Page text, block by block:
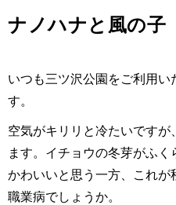
ナノハナと風の子
いつも三ツ沢公園をご利用い
す。
空気がキリリと冷たいです
ます。イチョウの冬芽がふ
かわいいと思う一方、これが
職業病でしょうか。